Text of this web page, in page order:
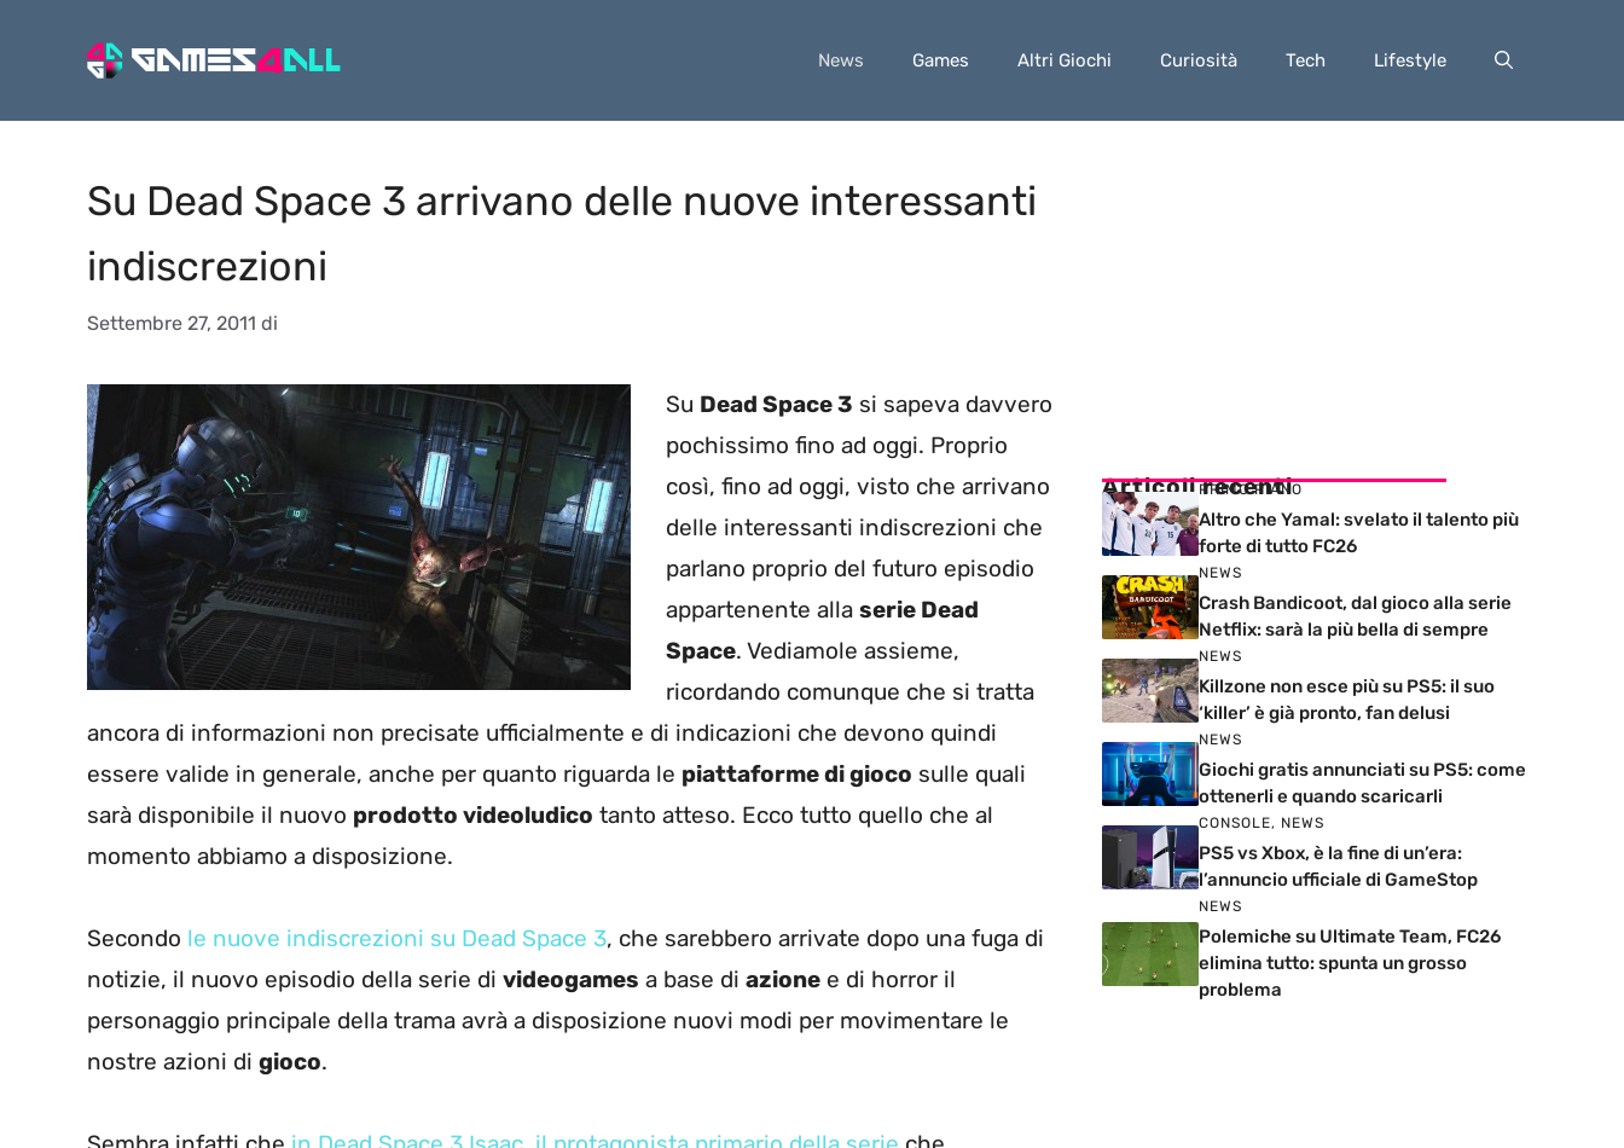
News Games Altri Giochi Curiosità Tech Lifestyle
Su Dead Space 3 arrivano delle nuove interessanti
indiscrezioni
Settembre 27, 2011 di
Su Dead Space 3 si sapeva davvero
pochissimo fino ad oggi. Proprio
così, fino ad oggi, visto che arrivano
delle interessanti indiscrezioni che
parlano proprio del futuro episodio
appartenente alla serie Dead
Space. Vediamole assieme,
ricordando comunque che si tratta
ancora di informazioni non precisate ufficialmente e di indicazioni che devono quindi
essere valide in generale, anche per quanto riguarda le piattaforme di gioco sulle quali
sarà disponibile il nuovo prodotto videoludico tanto atteso. Ecco tutto quello che al
momento abbiamo a disposizione.
Secondo le nuove indiscrezioni su Dead Space 3, che sarebbero arrivate dopo una fuga di
notizie, il nuovo episodio della serie di videogames a base di azione e di horror il
personaggio principale della trama avrà a disposizione nuovi modi per movimentare le
nostre azioni di gioco.
Articoli recenti
PRIMO PIANO
Altro che Yamal: svelato il talento più
forte di tutto FC26
NEWS
Crash Bandicoot, dal gioco alla serie
Netflix: sarà la più bella di sempre
NEWS
Killzone non esce più su PS5: il suo
‘killer’ è già pronto, fan delusi
NEWS
Giochi gratis annunciati su PS5: come
ottenerli e quando scaricarli
CONSOLE, NEWS
PS5 vs Xbox, è la fine di un’era:
l’annuncio ufficiale di GameStop
NEWS
Polemiche su Ultimate Team, FC26
elimina tutto: spunta un grosso
problema